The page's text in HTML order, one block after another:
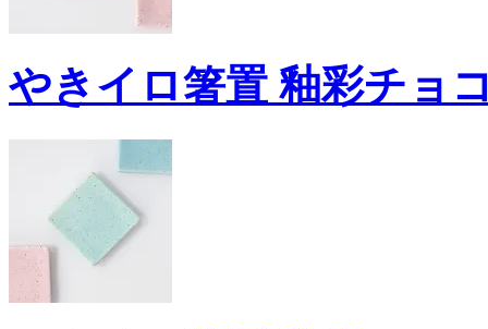
やきイロ箸置 釉彩チョ